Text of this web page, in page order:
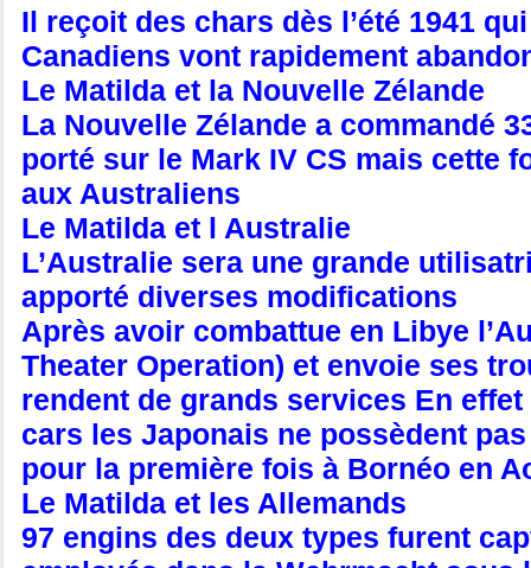
Il reçoit des chars dès l’été 1941
Canadiens vont rapidement
Le Matilda et la Nouvelle Zélande
La Nouvelle Zélande a commandé
porté sur le Mark IV CS mais cette
aux Australiens
Le Matilda et l Australie
L’Australie sera une grande
apporté diverses modifications
Après avoir combattue en Libye
Theater Operation) et envoie ses
rendent de grands services En
cars les Japonais ne possèdent
pour la première fois à Bornéo en
Le Matilda et les Allemands
97 engins des deux types furent